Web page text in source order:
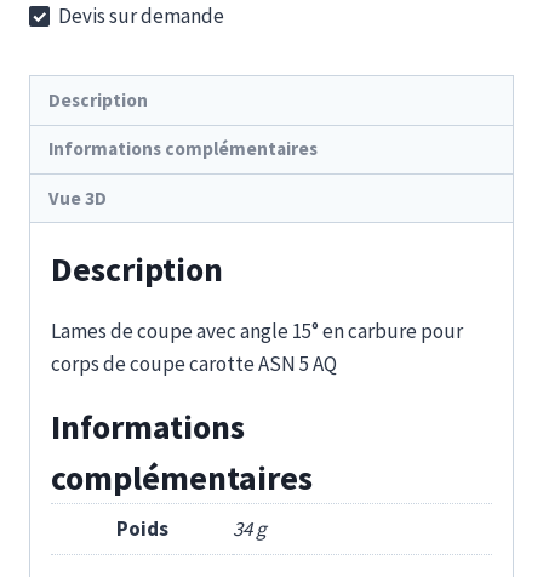
15-
H
Devis sur demande
Description
Informations complémentaires
Vue 3D
Description
Lames de coupe avec angle 15° en carbure pour
corps de coupe carotte ASN 5 AQ
Informations
complémentaires
Poids 34 g